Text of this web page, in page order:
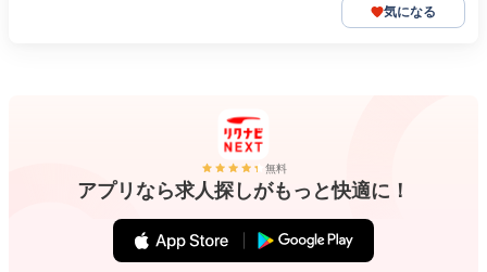
気になる
無料
アプリなら求人探しがもっと快適に！